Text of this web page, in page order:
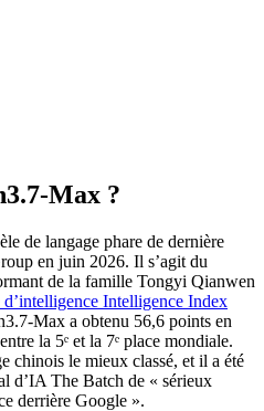
Max ?
de langage phare de dernière
en juin 2026. Il s’agit du
de la famille Tongyi Qianwen
Intelligence Index
Max a obtenu 56,6 points en
la 5ᵉ et la 7ᵉ place mondiale.
chinois le mieux classé, et il a été
d’IA The Batch de « sérieux
derrière Google ».